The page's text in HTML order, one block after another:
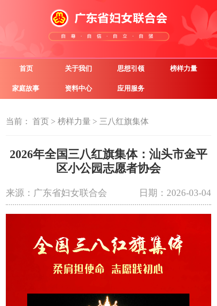
首页 关于我们 思想引领 榜样力量
家庭故事 资料中心 应用服务
当前： 首页> 榜样力量 > 三八红旗集体
2026年全国三八红旗集体：汕头市金平
区小公园志愿者协会
日期：2026-03-04
来源：广东省妇女联合会